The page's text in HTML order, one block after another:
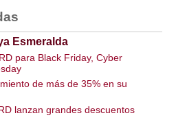
Esmeralda
para Black Friday, Cyber
de más de 35% en su
lanzan grandes descuentos